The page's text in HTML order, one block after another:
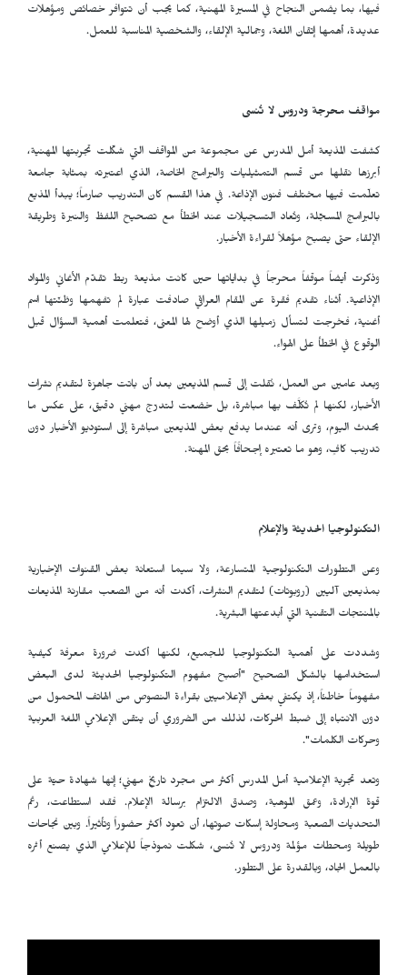
فيها، بما يضمن النجاح في المسيرة المهنية، كما يجب أن تتوافر خصائص ومؤهلات
عديدة، أهمها إتقان اللغة، وجمالية الإلقاء، والشخصية المناسبة للعمل.
مواقف محرجة ودروس لا تُنسى
كشفت المذيعة أمل المدرس عن مجموعة من المواقف التي شكّلت تجربتها المهنية،
أبرزها نقلها من قسم التمثيليات والبرامج الخاصة، الذي اعتبرته بمثابة جامعة
تعلّمت فيها مختلف فنون الإذاعة. في هذا القسم كان التدريب صارماً؛ يبدأ المذيع
بالبرامج المسجّلة، وتُعاد التسجيلات عند الخطأ مع تصحيح اللفظ والنبرة وطريقة
الإلقاء حتى يصبح مؤهلاً لقراءة الأخبار.
وذكرت أيضاً موقفاً محرجاً في بداياتها حين كانت مذيعة ربط تقدّم الأغاني والمواد
الإذاعية. أثناء تقديم فقرة عن المقام العراقي صادفت عبارة لم تفهمها وظنّتها اسم
أغنية، فخرجت لتسأل زميلها الذي أوضح لها المعنى، فتعلمت أهمية السؤال قبل
الوقوع في الخطأ على الهواء.
وبعد عامين من العمل، نُقلت إلى قسم المذيعين بعد أن باتت جاهزة لتقديم نشرات
الأخبار، لكنها لم تُكلَّف بها مباشرة، بل خضعت لتدرّج مهني دقيق، على عكس ما
يحدث اليوم، وترى أنه عندما يدفع بعض المذيعين مباشرة إلى استوديو الأخبار دون
تدريب كافٍ، وهو ما تعتبره إجحافًاً بحق المهنة.
التكنولوجيا الحديثة والإعلام
وعن التطورات التكنولوجية المتسارعة، ولا سيما استعانة بعض القنوات الإخبارية
بمذيعين آليين (روبوتات) لتقديم النشرات، أكدت أنه من الصعب مقارنة المذيعات
بالمنتجات التقنية التي أبدعتها البشرية.
وشددت على أهمية التكنولوجيا للجميع، لكنها أكدت ضرورة معرفة كيفية
استخدامها بالشكل الصحيح "أصبح مفهوم التكنولوجيا الحديثة لدى البعض
مفهوماً خاطئاً، إذ يكتفي بعض الإعلاميين بقراءة النصوص من الهاتف المحمول من
دون الانتباه إلى ضبط الحركات، لذلك من الضروري أن يتقن الإعلامي اللغة العربية
وحركات الكلمات".
وتعد تجربة الإعلامية أمل المدرس أكثر من مجرد تاريخ مهني؛ إنها شهادة حيّة على
قوة الإرادة، وعمق الموهبة، وصدق الالتزام برسالة الإعلام. فقد استطاعت، رغم
التحديات الصعبة ومحاولة إسكات صوتها، أن تعود أكثر حضوراً وتأثيراً. وبين نجاحات
طويلة ومحطات مؤلمة ودروس لا تُنسى، شكلت نموذجاً للإعلامي الذي يصنع أثره
بالعمل الجاد، وبالقدرة على التطور.